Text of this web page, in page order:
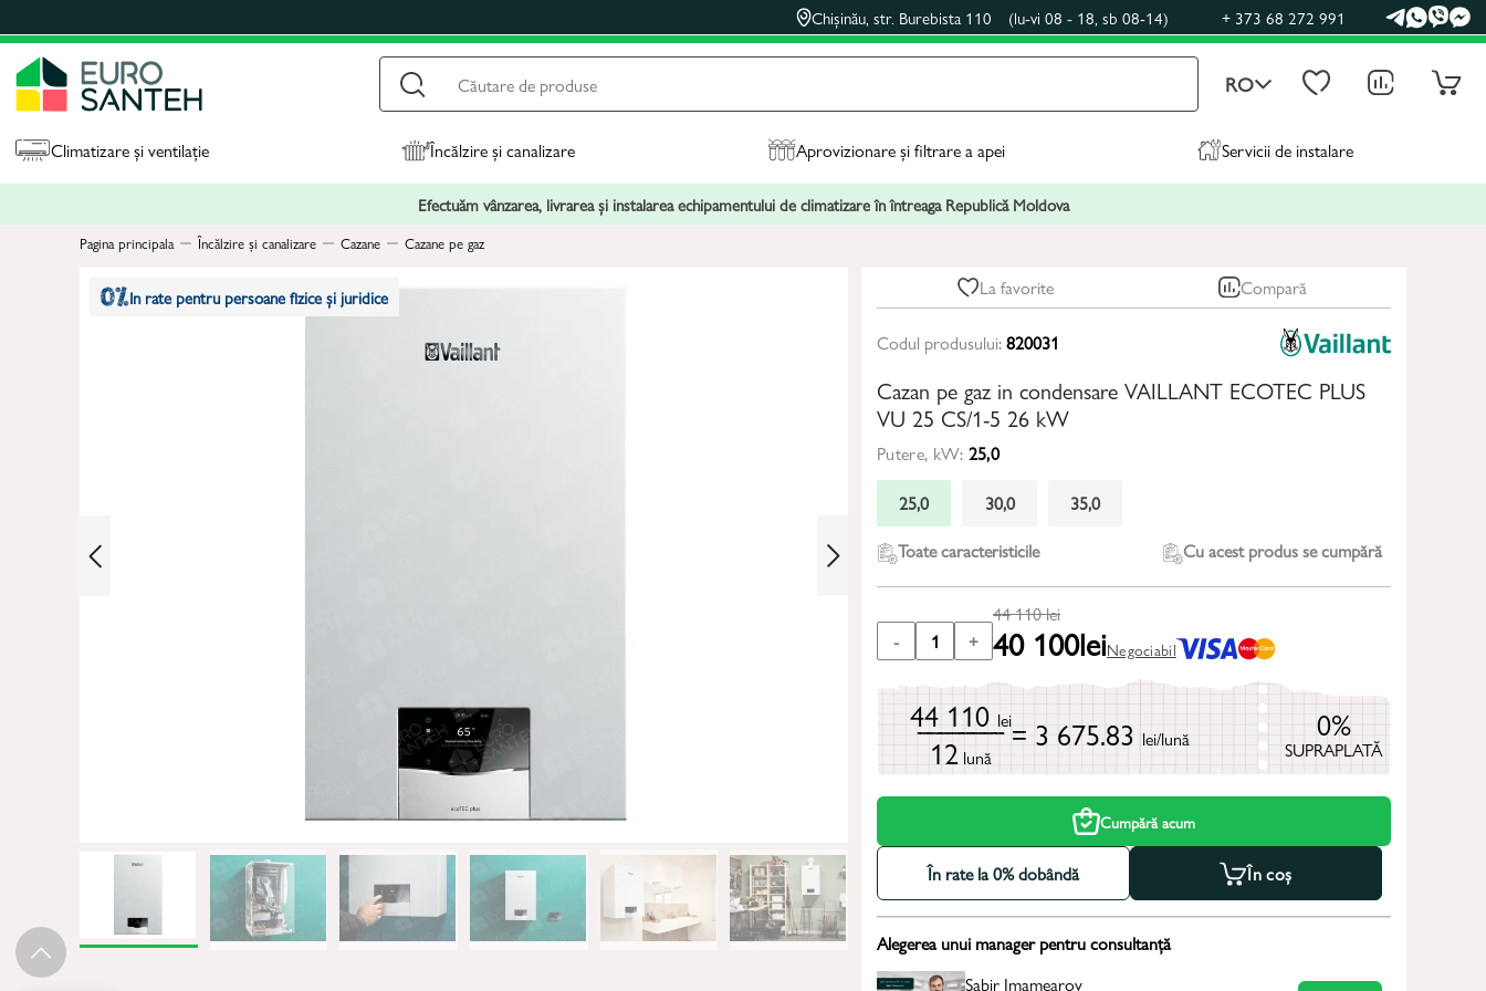
Chișinău, str. Burebista 110 (lu-vi 08 - 18, sb 08-14) + 373 68 272 991
RO
Climatizare și ventilație Încălzire și canalizare Aprovizionare și filtrare a apei Servicii de instalare
Efectuăm vânzarea, livrarea și instalarea echipamentului de climatizare în întreaga Republică Moldova
Pagina principala Încălzire și canalizare Cazane Cazane pe gaz
In rate pentru persoane fizice și juridice La favorite Compară
Codul produsului:820031
Cazan pe gaz in condensare VAILLANT ECOTEC PLUS
VU 25 CS/1-5 26 kW
Putere, kW: 25,0
25,0
30,0
35,0
Toate caracteristicile
Cu acest produs se cumpără
- 1 +
44 110lei
40 100leiNegociabil
44 110 lei
12 lună
= 3 675.83 lei/lună 0%
SUPRAPLATĂ
Cumpără acum
În rate la 0% dobândă În coș
Alegerea unui manager pentru consultanță
Sabir Imamearov